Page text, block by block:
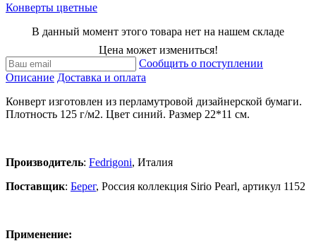
Конверты цветные
В данный момент этого товара нет на нашем складе
Цена может измениться!
Сообщить о поступлении
Описание Доставка и оплата
Конверт изготовлен из перламутровой дизайнерской бумаги.
Плотность 125 г/м2. Цвет синий. Размер 22*11 см.
Производитель: Fedrigoni, Италия
Поставщик: Берег, Россия коллекция Sirio Pearl, артикул 1152
Применение: